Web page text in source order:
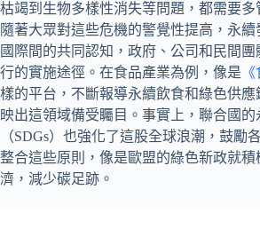
枯竭到生物多樣性消失等問題，都需要多
隨著大眾對這些危機的警覺性提高，永續
國際間的共同認知，政府、公司和民間
行的實施途徑。在食品產業為例，像是
樣的平台，不斷報導永續飲食和綠色供應
映出這領域備受矚目。事實上，聯合國
（SDGs）也強化了這股全球浪潮，鼓勵
整合這些原則，像是歐盟的綠色新政就積
濟，減少碳足跡。